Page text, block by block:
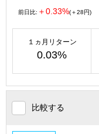
前日比: ＋0.33%(＋28円)
１ヵ月リターン
0.03%
比較する